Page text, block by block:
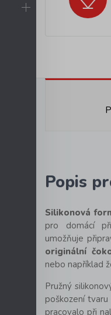
Popis
Silikonová
pro domácí
umožňuje
originální
nebo například
Pružný
poškození
pracovalo při